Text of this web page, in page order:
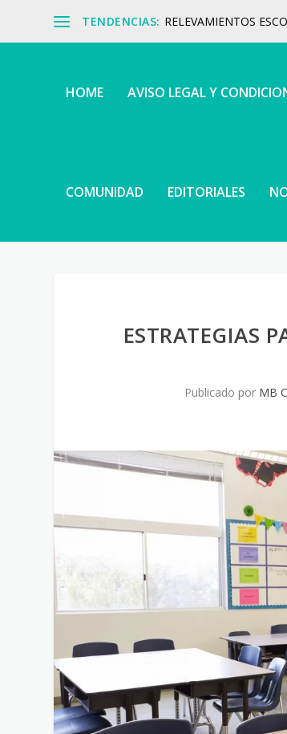
TENDENCIAS: RELEVAMIENTOS
HOME AVISO LEGAL Y
COMUNIDAD EDITORIALES
ESTRATEGIAS
Publicado por MB